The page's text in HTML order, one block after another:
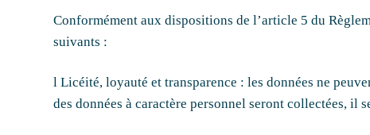
Conformément aux dispositions de l’article 5 du
suivants :
l Licéité, loyauté et transparence : les données ne
des données à caractère personnel seront collectées, il